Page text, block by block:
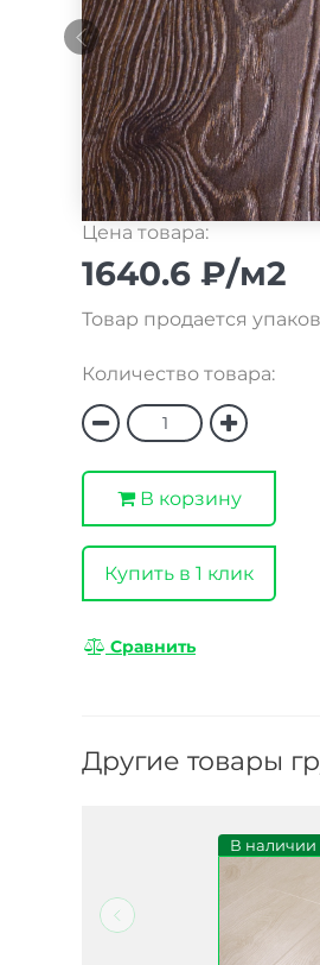
Цена товара:
1640.6 ₽/м2
Товар продается
Количество товара:
В корзину
Купить в 1 клик
Сравнить
Другие товары
В наличии